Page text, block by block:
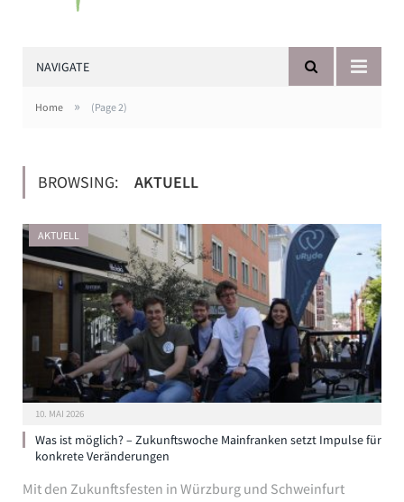
NAVIGATE
Home » (Page 2)
BROWSING: AKTUELL
AKTUELL
10. MAI 2026
Was ist möglich? – Zukunftswoche Mainfranken setzt Impulse für
konkrete Veränderungen
Mit den Zukunftsfesten in Würzburg und Schweinfurt